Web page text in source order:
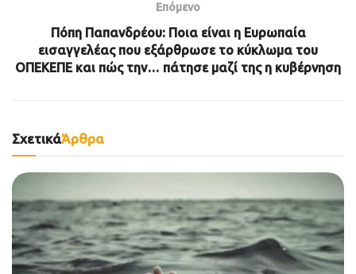
Επόμενο
Πόπη Παπανδρέου: Ποια είναι η Ευρωπαία
εισαγγελέας που εξάρθρωσε το κύκλωμα του
ΟΠΕΚΕΠΕ και πώς την… πάτησε μαζί της η κυβέρνηση
ΣχετικάΆρθρα